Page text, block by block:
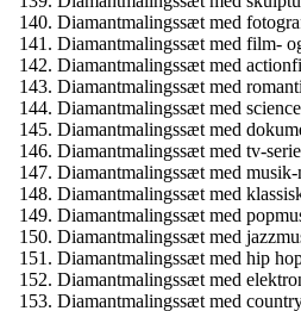
Diamantmalingssæt med
Diamantmalingssæt med film-
Diamantmalingssæt med
Diamantmalingssæt med
Diamantmalingssæt med
Diamantmalingssæt med
Diamantmalingssæt med tv-
Diamantmalingssæt med
Diamantmalingssæt med
Diamantmalingssæt med
Diamantmalingssæt med
Diamantmalingssæt med hip
Diamantmalingssæt med
Diamantmalingssæt med